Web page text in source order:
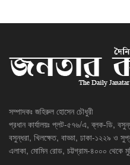
সম্পাদকঃ জহিরুল হোসেন চৌধুরী
প্রধান কার্যালয়ঃ প্লট-৫৭৬/এ, ব্লক-ডি,
বসুন্ধরা, খিলক্ষেত, বাড্ডা, ঢাকা-১২২৯ ও
এলাকা, মোমিন রোড, চট্টগ্রাম-৪০০০ থেকে